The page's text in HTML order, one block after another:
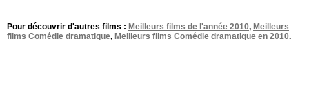
Pour découvrir d'autres films : Meilleurs films de l'année 2010, Meilleurs
films Comédie dramatique, Meilleurs films Comédie dramatique en 2010.